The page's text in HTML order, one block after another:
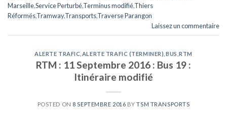
Marseille,Service Perturbé,Terminus modifié,Thiers
Réformés,Tramway,Transports,Traverse Parangon
Laissez un commentaire
ALERTE TRAFIC ALERTE TRAFIC (TERMINER) BUS ,RTM
RTM : 11 Septembre 2016 : Bus 19 :
Itinéraire modifié
POSTED ON 8 SEPTEMBRE 2016 BYTSM TRANSPORTS